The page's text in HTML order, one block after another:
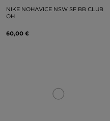
NIKE NOHAVICE NSW SF BB CLUB
OH
60,00 €